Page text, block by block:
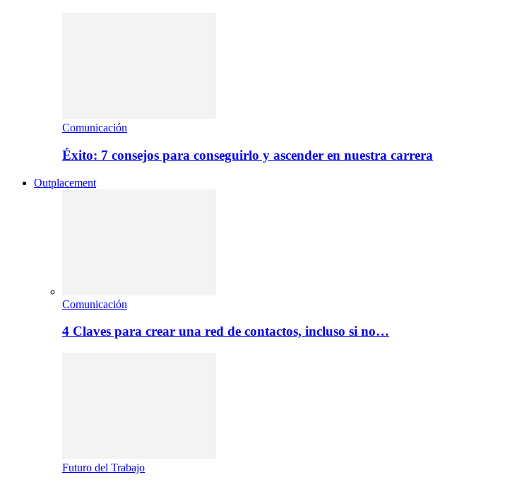
Comunicación
Éxito: 7 consejos para conseguirlo y ascender en nuestra carrera
Outplacement
Comunicación
4 Claves para crear una red de contactos, incluso si no…
Futuro del Trabajo